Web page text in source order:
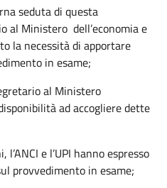
seduta di questa
al Ministero dell’economia e
la necessità di apportare
in esame;
al Ministero
ad accogliere dette
l’ANCI e l’UPI hanno espresso
provvedimento in esame;